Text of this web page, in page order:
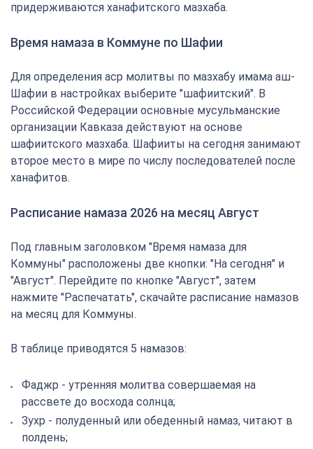
придерживаются ханафитского мазхаба.
Время намаза в Коммуне по Шафии
Для определения аср молитвы по мазхабу имама аш-
Шафии в настройках выберите "шафиитский". В
Российской Федерации основные мусульманские
организации Кавказа действуют на основе
шафиитского мазхаба. Шафииты на сегодня занимают
второе место в мире по числу последователей после
ханафитов.
Расписание намаза 2026 на месяц Август
Под главным заголовком "Время намаза для
Коммуны" расположены две кнопки: "На сегодня" и
"Август". Перейдите по кнопке "Август", затем
нажмите "Распечатать", скачайте расписание намазов
на месяц для Коммуны.
В таблице приводятся 5 намазов:
Фаджр - утренняя молитва совершаемая на
рассвете до восхода солнца;
Зухр - полуденный или обеденный намаз, читают в
полдень;